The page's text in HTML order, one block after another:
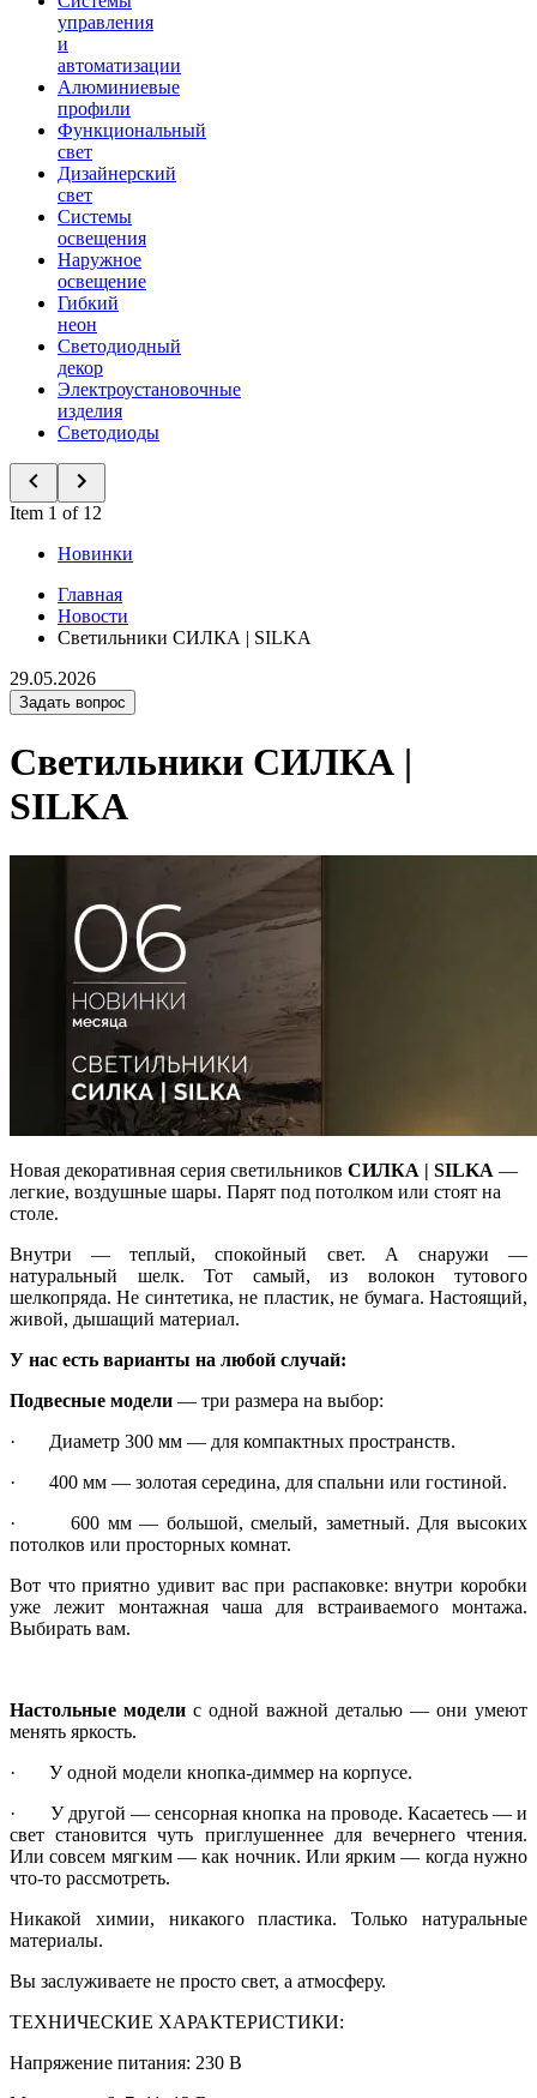
управления
и
автоматизации
Алюминиевые
профили
Функциональный
свет
Дизайнерский
свет
Системы
освещения
Наружное
освещение
Гибкий
неон
Светодиодный
декор
Электроустановочные
изделия
Светодиоды
Item 1 of 12
Новинки
Главная
Новости
Светильники СИЛКА | SILKA
29.05.2026
Задать вопрос
Светильники СИЛКА |
SILKA
Новая декоративная серия светильников СИЛКА | SILKA —
легкие, воздушные шары. Парят под потолком или стоят на
столе.
Внутри — теплый, спокойный свет. А снаружи —
натуральный шелк. Тот самый, из волокон тутового
шелкопряда. Не синтетика, не пластик, не бумага. Настоящий,
живой, дышащий материал.
У нас есть варианты на любой случай:
Подвесные модели — три размера на выбор:
· Диаметр 300 мм — для компактных пространств.
· 400 мм — золотая середина, для спальни или гостиной.
· 600 мм — большой, смелый, заметный. Для высоких
потолков или просторных комнат.
Вот что приятно удивит вас при распаковке: внутри коробки
уже лежит монтажная чаша для встраиваемого монтажа.
Выбирать вам.
Настольные модели с одной важной деталью — они умеют
менять яркость.
· У одной модели кнопка-диммер на корпусе.
· У другой — сенсорная кнопка на проводе. Касаетесь — и
свет становится чуть приглушеннее для вечернего чтения.
Или совсем мягким — как ночник. Или ярким — когда нужно
что-то рассмотреть.
Никакой химии, никакого пластика. Только натуральные
материалы.
Вы заслуживаете не просто свет, а атмосферу.
ТЕХНИЧЕСКИЕ ХАРАКТЕРИСТИКИ:
Напряжение питания: 230 В